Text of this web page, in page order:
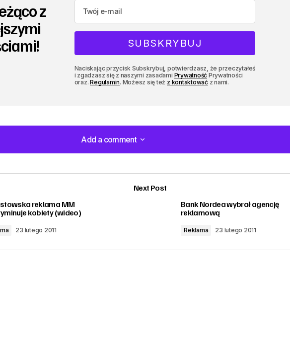
z
Naciskając przycisk Subskrybuj, potwierdzasz, że przeczytałeś
i zgadzasz się z naszymi zasadami Prywatność Prywatności
oraz.Regulamin. Możesz się też z kontaktowaćz nami.
Add a comment
Add a comment
reklama MM
kobiety (wideo)
23 lutego 2011
Next Post
Bank Nordea wybrał agencję
reklamową
Reklama 23 lutego 2011